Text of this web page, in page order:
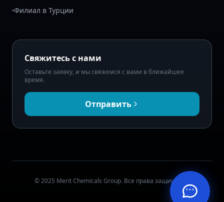
Филиал в Турции
Свяжитесь с нами
Оставьте заявку, и мы свяжемся с вами в ближайшее
время.
Отправить
© 2025 Merit Chemicals Group. Все права защищены.